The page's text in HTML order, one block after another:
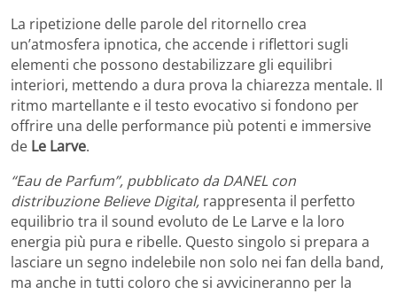
La ripetizione delle parole del ritornello crea
un’atmosfera ipnotica, che accende i riflettori sugli
elementi che possono destabilizzare gli equilibri
interiori, mettendo a dura prova la chiarezza mentale. Il
ritmo martellante e il testo evocativo si fondono per
offrire una delle performance più potenti e immersive
de Le Larve.
“Eau de Parfum”, pubblicato da DANEL con
distribuzione Believe Digital, rappresenta il perfetto
equilibrio tra il sound evoluto de Le Larve e la loro
energia più pura e ribelle. Questo singolo si prepara a
lasciare un segno indelebile non solo nei fan della band,
ma anche in tutti coloro che si avvicineranno per la